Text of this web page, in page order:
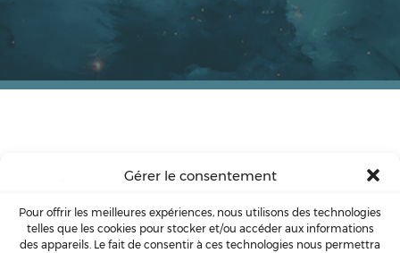
Gérer le consentement
Pour offrir les meilleures expériences, nous utilisons des technologies
telles que les cookies pour stocker et/ou accéder aux informations
des appareils. Le fait de consentir à ces technologies nous permettra